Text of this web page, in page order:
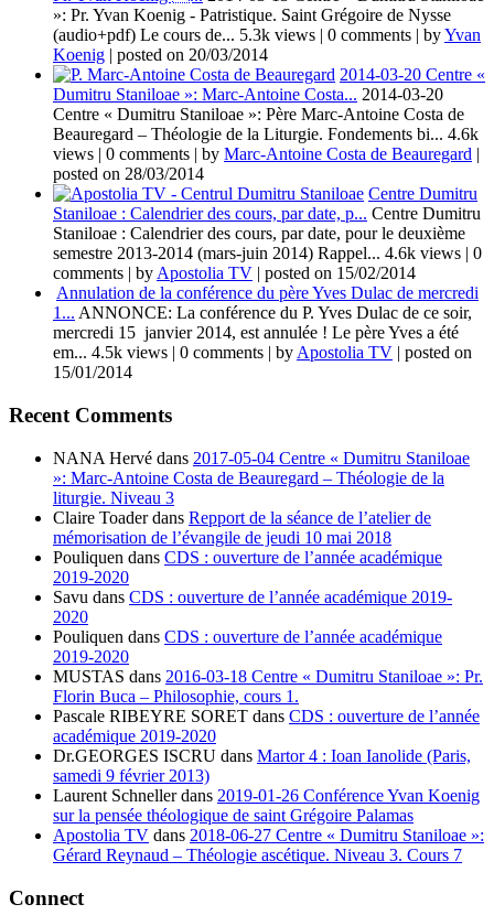
»: Pr. Yvan Koenig - Patristique. Saint Grégoire de Nysse
(audio+pdf) Le cours de... 5.3k views | 0 comments | byYvan
Koenig | posted on 20/03/2014
2014-03-20 Centre «
Dumitru Staniloae »: Marc-Antoine Costa... 2014-03-20
Centre « Dumitru Staniloae »: Père Marc-Antoine Costa de
Beauregard – Théologie de la Liturgie. Fondements bi... 4.6k
views | 0 comments | by Marc-Antoine Costa de Beauregard |
posted on 28/03/2014
Centre Dumitru
Staniloae : Calendrier des cours, par date, p... Centre Dumitru
Staniloae : Calendrier des cours, par date, pour le deuxième
semestre 2013-2014 (mars-juin 2014) Rappel... 4.6k views | 0
comments | by Apostolia TV | posted on 15/02/2014
Annulation de la conférence du père Yves Dulac de mercredi
1... ANNONCE: La conférence du P. Yves Dulac de ce soir,
mercredi 15 janvier 2014, est annulée ! Le père Yves a été
em... 4.5k views | 0 comments | by Apostolia TV | posted on
15/01/2014
Recent Comments
NANA Hervé dans 2017-05-04 Centre « Dumitru Staniloae
»: Marc-Antoine Costa de Beauregard – Théologie de la
liturgie. Niveau 3
Claire Toaderdans Repport de la séance de l’atelier de
mémorisation de l’évangile de jeudi 10 mai 2018
Pouliquen dans CDS : ouverture de l’année académique
2019-2020
Savu dans CDS : ouverture de l’année académique 2019-
2020
Pouliquen dans CDS : ouverture de l’année académique
2019-2020
MUSTAS dans 2016-03-18 Centre « Dumitru Staniloae »: Pr.
Florin Buca – Philosophie, cours 1.
Pascale RIBEYRE SORET dans CDS : ouverture de l’année
académique 2019-2020
Dr.GEORGES ISCRU dans Martor 4 : Ioan Ianolide (Paris,
samedi 9 février 2013)
Laurent Schnellerdans 2019-01-26 Conférence Yvan Koenig
sur la pensée théologique de saint Grégoire Palamas
Apostolia TV dans 2018-06-27 Centre « Dumitru Staniloae »:
Gérard Reynaud – Théologie ascétique. Niveau 3. Cours 7
Connect